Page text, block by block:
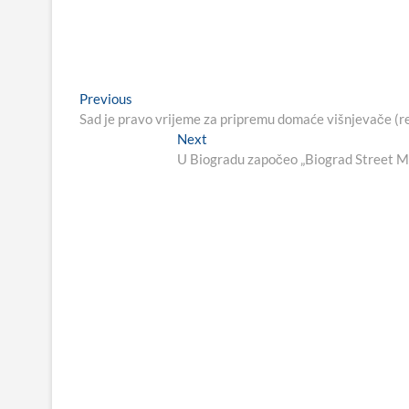
Navigacija
objava
Previous
post:
Sad je pravo vrijeme za pripremu domaće višnjevače
Next
post:
U Biogradu započeo „Biograd Street